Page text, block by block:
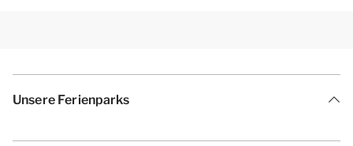
Unsere Ferienparks